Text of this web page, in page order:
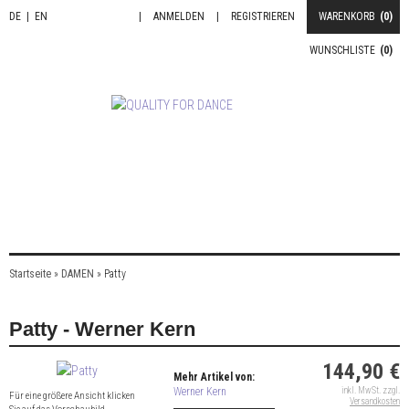
DE EN WARENKORB (0)
REGISTRIEREN
ANMELDEN
WUNSCHLISTE (0)
Startseite » DAMEN » Patty
Patty - Werner Kern
Für eine größere Ansicht klicken
Mehr Artikel von:
Werner Kern
144,90 €
inkl. MwSt. zzgl.
Versandkosten